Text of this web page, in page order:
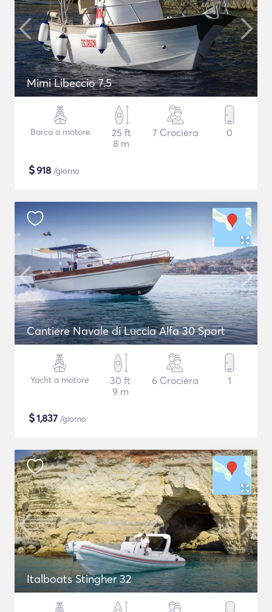
Mimi Libeccio 7.5
Barca a motore
25 ft
8 m
7 Crociera 0
$918 /giorno
Cantiere Navale di Luccia Alfa 30 Sport
Yacht a motore
30 ft
9 m
6 Crociera 1
$1,837 /giorno
Italboats Stingher 32